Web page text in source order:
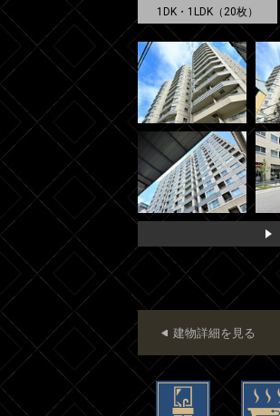
1DK・1LDK（20枚）
建物詳細を見る